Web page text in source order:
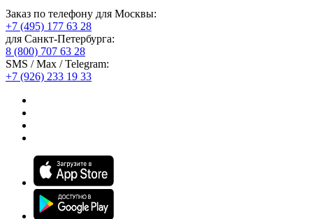
Заказ по телефону для Москвы:
+7 (495) 177 63 28
для Санкт-Петербурга:
8 (800) 707 63 28
SMS / Max / Telegram:
+7 (926) 233 19 33